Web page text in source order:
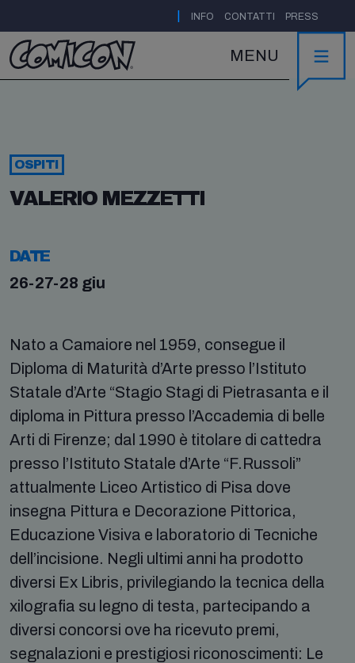
INFO CONTATTI PRESS
MENU
OSPITI
VALERIO MEZZETTI
DATE
26-27-28 giu
Nato a Camaiore nel 1959, consegue il
Diploma di Maturità d’Arte presso l’Istituto
Statale d’Arte “Stagio Stagi di Pietrasanta e il
diploma in Pittura presso l’Accademia di belle
Arti di Firenze; dal 1990 è titolare di cattedra
presso l’Istituto Statale d’Arte “F.Russoli”
attualmente Liceo Artistico di Pisa dove
insegna Pittura e Decorazione Pittorica,
Educazione Visiva e laboratorio di Tecniche
dell’incisione. Negli ultimi anni ha prodotto
diversi Ex Libris, privilegiando la tecnica della
xilografia su legno di testa, partecipando a
diversi concorsi ove ha ricevuto premi,
segnalazioni e prestigiosi riconoscimenti: Le